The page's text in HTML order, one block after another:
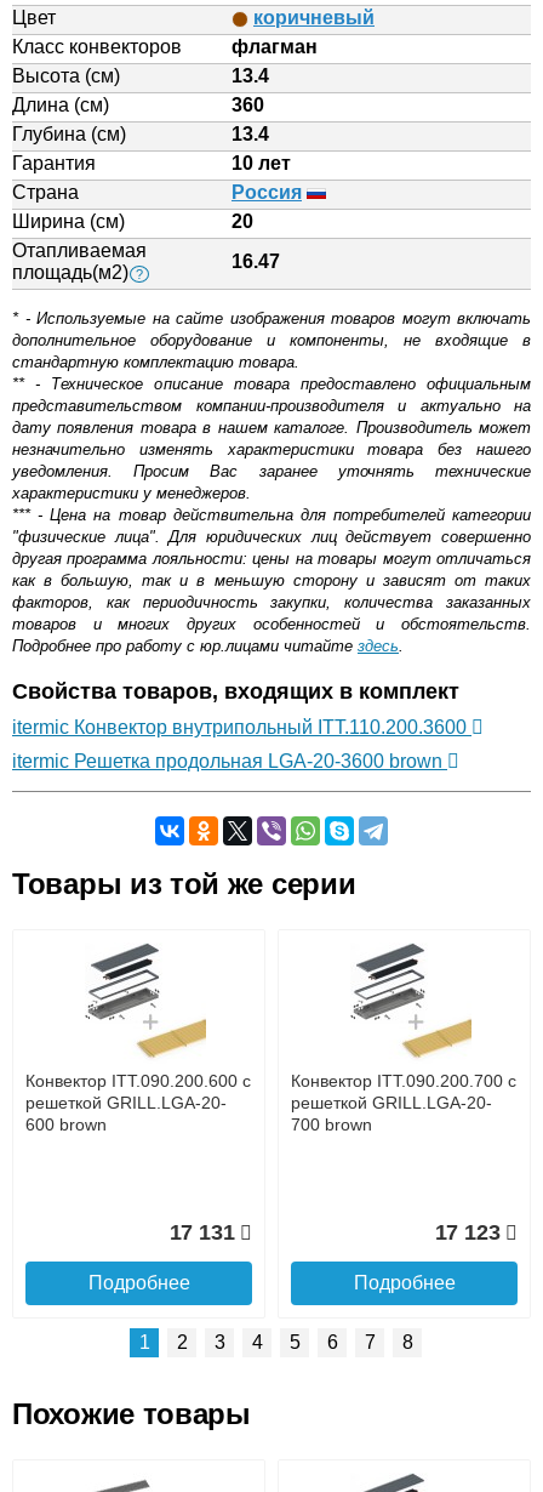
Цвет
коричневый
Класс конвекторов
флагман
Высота (см)
13.4
Длина (см)
360
Глубина (см)
13.4
Гарантия
10 лет
Страна
Россия
Ширина (см)
20
Отапливаемая
площадь(м2) ?
16.47
* - Используемые на сайте изображения товаров могут включать
дополнительное оборудование и компоненты, не входящие в
стандартную комплектацию товара.
** - Техническое описание товара предоставлено официальным
представительством компании-производителя и актуально на
дату появления товара в нашем каталоге. Производитель может
незначительно изменять характеристики товара без нашего
уведомления. Просим Вас заранее уточнять технические
характеристики у менеджеров.
*** - Цена на товар действительна для потребителей категории
"физические лица". Для юридических лиц действует совершенно
другая программа лояльности: цены на товары могут отличаться
как в большую, так и в меньшую сторону и зависят от таких
факторов, как периодичность закупки, количества заказанных
товаров и многих других особенностей и обстоятельств.
Подробнее про работу с юр.лицами читайте здесь.
Свойства товаров, входящих в комплект
itermic Конвектор внутрипольный ITT.110.200.3600
itermic Решетка продольная LGA-20-3600 brown
Оставьте отзыв
Доставка сантехники по Москве и Московской области
Наличный расчёт
Банковской картой на сайте в режиме реального
времени
Банковской картой при получении товара как при
доставке, так и самовывозом
Интернет-деньгами (Yandex-деньги, Web-money,
Qiwi-кошельки и другие).
Безналичный расчёт (возможно и с НДС)
Товары из той же серии
Конвектор ITT.090.200.600 с
решеткой GRILL.LGA-20-
600 brown
17 131
Подробнее
Конвектор ITT.090.200.700 с
решеткой GRILL.LGA-20-
700 brown
17 123
Подробнее
Конвектор ITT.090.200.1400 Конвектор ITT.090.200.1300
1 2 3 4 5 6 7 8
Похожие товары